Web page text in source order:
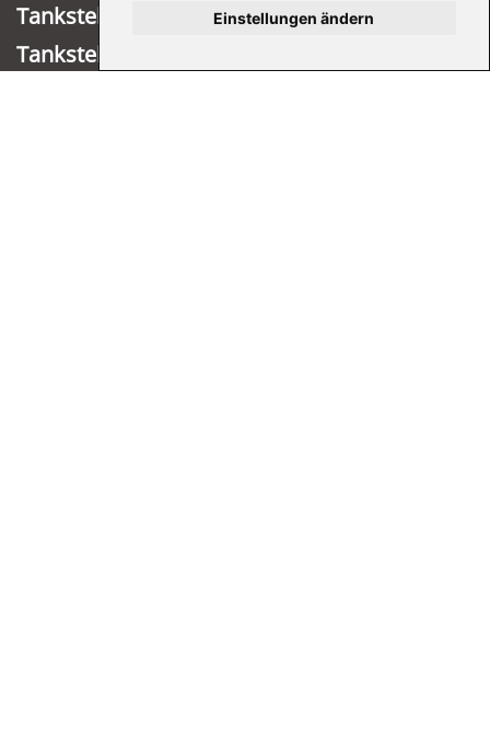
Einstellungen ändern
Tankstelle Lastrup Süd
Tankstelle Köln-Buchforst